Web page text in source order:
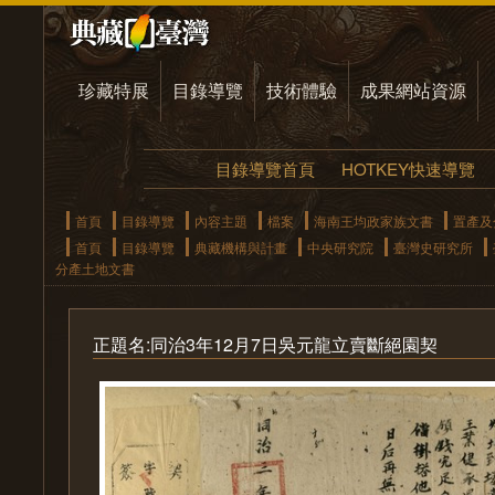
珍藏特展 目錄導覽 技術體驗 成果網站資源
目錄導覽首頁 HOTKEY快速導覽
首頁 目錄導覽 內容主題 檔案 海南王均政家族文書
置產
首頁
目錄導覽 典藏機構與計畫 中央研究院 臺灣史研究所
分產土地文書
正題名:同治3年12月7日吳元龍立賣斷絕園契